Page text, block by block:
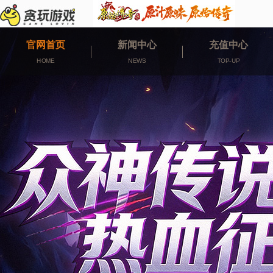
官网首页
HOME
新闻中心
NEWS
充值中心
TOP-UP